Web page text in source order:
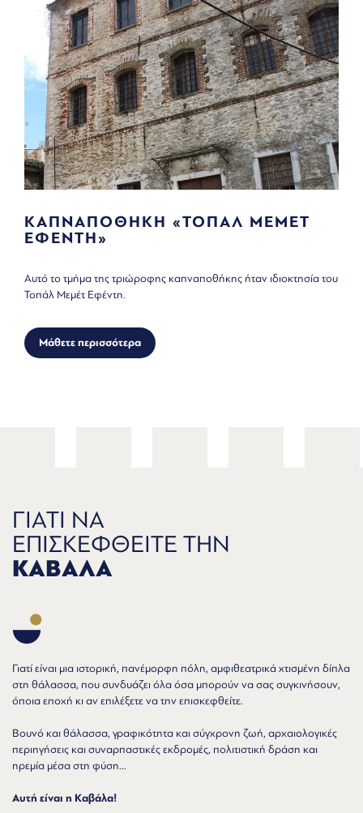
ΚΑΠΝΑΠΟΘΗΚΗ «ΤΟΠΑΛ ΜΕΜΕΤ
ΕΦΕΝΤΗ»
Αυτό το τμήμα της τριώροφης καπναποθήκης ήταν ιδιοκτησία του
Τοπάλ Μεμέτ Εφέντη.
Μάθετε περισσότερα
ΓΙΑΤΙ ΝΑ
ΕΠΙΣΚΕΦΘΕΙΤΕ ΤΗΝ
ΚΑΒΑΛΑ
Γιατί είναι μια ιστορική, πανέμορφη πόλη, αμφιθεατρικά χτισμένη δίπλα
στη θάλασσα, που συνδυάζει όλα όσα μπορούν να σας συγκινήσουν,
όποια εποχή κι αν επιλέξετε να την επισκεφθείτε.
Βουνό και θάλασσα, γραφικότητα και σύγχρονη ζωή, αρχαιολογικές
περιηγήσεις και συναρπαστικές εκδρομές, πολιτιστική δράση και
ηρεμία μέσα στη φύση...
Αυτή είναι η Καβάλα!